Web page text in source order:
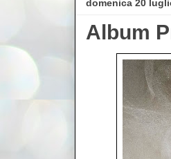
domenica 20
Album